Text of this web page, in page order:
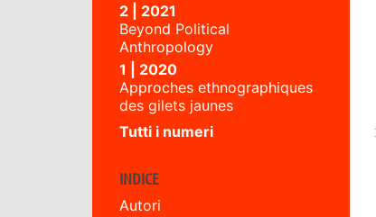
2 | 2021
Beyond Political
Anthropology
1 | 2020
Approches ethnographiques
des gilets jaunes
Tutti i numeri
INDICE
Autori